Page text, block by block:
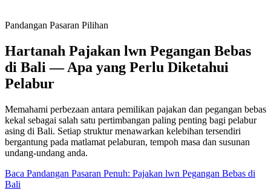
Pandangan Pasaran Pilihan
Hartanah Pajakan lwn Pegangan Bebas
di Bali — Apa yang Perlu Diketahui
Pelabur
Memahami perbezaan antara pemilikan pajakan dan pegangan bebas
kekal sebagai salah satu pertimbangan paling penting bagi pelabur
asing di Bali. Setiap struktur menawarkan kelebihan tersendiri
bergantung pada matlamat pelaburan, tempoh masa dan susunan
undang-undang anda.
Baca Pandangan Pasaran Penuh: Pajakan lwn Pegangan Bebas di
Bali